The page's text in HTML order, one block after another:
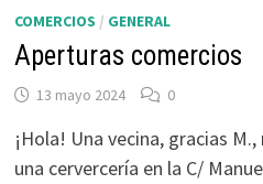
COMERCIOS / GENERAL
Aperturas comercios
13 mayo 2024 0
¡Hola! Una vecina, gracias
una cervercería en la C/